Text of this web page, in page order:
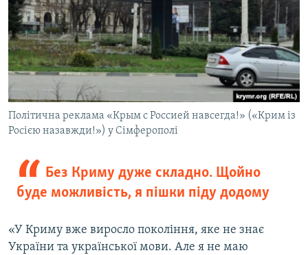
Політична реклама «Крым с Россией навсегда!» («Крим із
Росією назавжди!») у Сімферополі
Без Криму дуже складно. Щойно
буде можливість, я пішки піду додому
«У Криму вже виросло покоління, яке не знає
України та української мови. Але я не маю